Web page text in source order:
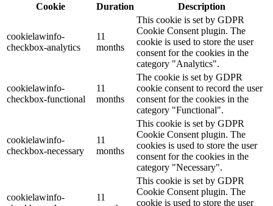
Cookie
Duration Description
cookielawinfo-
checkbox-analytics
11
months
This cookie is set by GDPR
Cookie Consent plugin. The
cookie is used to store the user
consent for the cookies in the
category "Analytics".
cookielawinfo-
checkbox-functional
11
months
The cookie is set by GDPR
cookie consent to record the user
consent for the cookies in the
category "Functional".
cookielawinfo-
checkbox-necessary
11
months
This cookie is set by GDPR
Cookie Consent plugin. The
cookies is used to store the user
consent for the cookies in the
category "Necessary".
cookielawinfo-
11
This cookie is set by GDPR
Cookie Consent plugin. The
cookie is used to store the user